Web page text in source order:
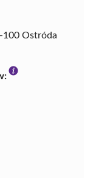
100 Ostróda